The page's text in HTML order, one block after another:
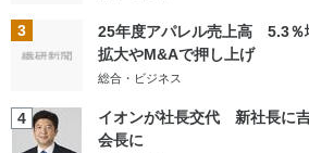
3
25年度アパレル売上高 5.3
拡大やM&Aで押し上げ
総合・ビジネス
4
イオンが社長交代 新社長に
会長に